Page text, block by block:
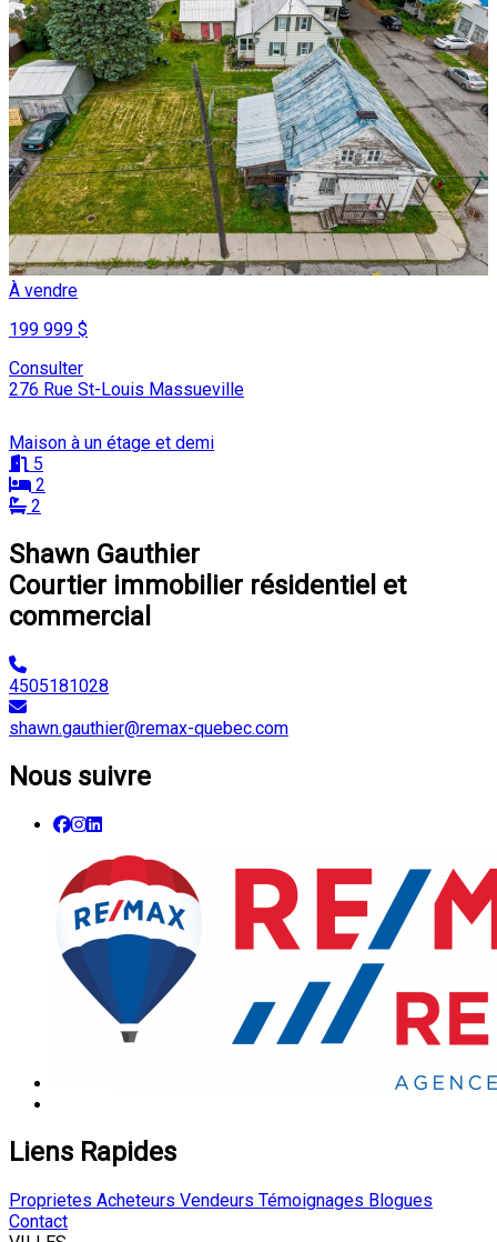
À vendre
199 999 $
Consulter
276 Rue St-Louis Massueville
Maison à un étage et demi
5
2
2
Shawn Gauthier
Courtier immobilier résidentiel et
commercial
4505181028
shawn.gauthier@remax-quebec.com
Nous suivre
Liens Rapides
Proprietes Acheteurs Vendeurs Témoignages Blogues
Contact